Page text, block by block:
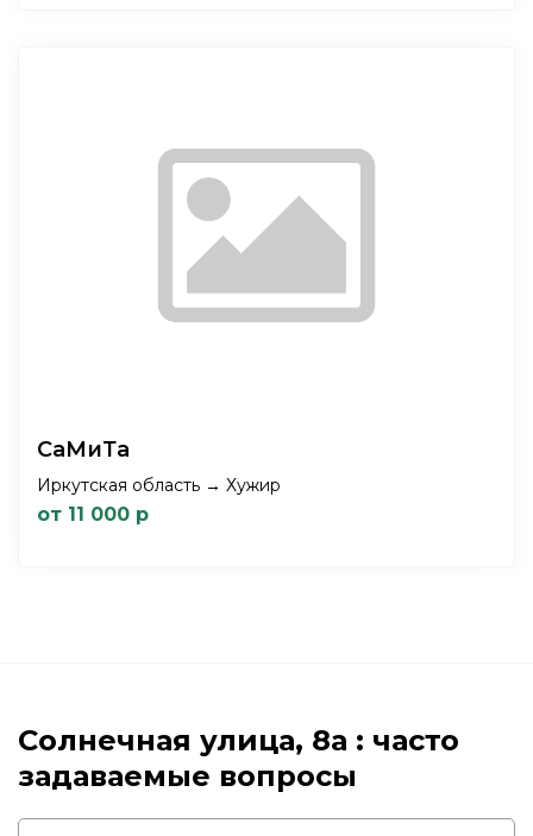
СаМиТа
Иркутская область → Хужир
от 11 000 р
Солнечная улица, 8а : часто
задаваемые вопросы